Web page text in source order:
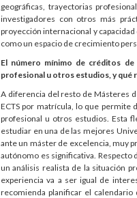
geográficas, trayectorias
investigadores con otros más
proyección internacional y
como un espacio de crecimiento
El número mínimo de créditos
profesional u otros estudios, y qué
A diferencia del resto de Másteres
ECTS por matrícula, lo que permite
profesional u otros estudios. Esta
estudiar en una de las mejores
ante un máster de excelencia, muy
autónomo es significativa.
un análisis realista de la situación
experiencia va a ser igual de
recomienda planificar el calendario